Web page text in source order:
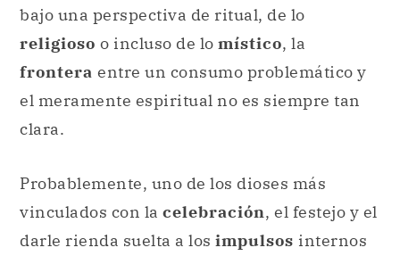
bajo una perspectiva de ritual, de lo
religioso o incluso de lo místico, la
frontera entre un consumo problemático y
el meramente espiritual no es siempre tan
clara.
Probablemente, uno de los dioses más
vinculados con la celebración, el festejo y el
darle rienda suelta a los impulsos internos